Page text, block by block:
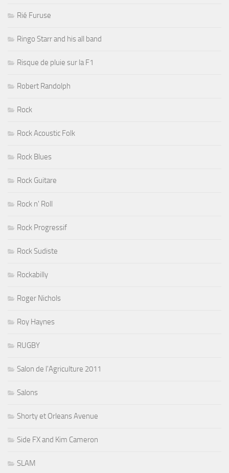
Rié Furuse
Ringo Starr and his all band
Risque de pluie sur la F1
Robert Randolph
Rock
Rock Acoustic Folk
Rock Blues
Rock Guitare
Rock n' Roll
Rock Progressif
Rock Sudiste
Rockabilly
Roger Nichols
Roy Haynes
RUGBY
Salon de l'Agriculture 2011
Salons
Shorty et Orleans Avenue
Side FX and Kim Cameron
SLAM